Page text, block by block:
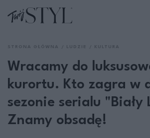
Wracamy do
kurortu. Kto zagra w
sezonie serialu "Biały
Znamy obsadę!